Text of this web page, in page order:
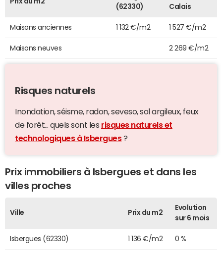
(62330) Calais
Maisons anciennes 1 132 €/m2 1 527 €/m2
Maisons neuves 2 269 €/m2
Risques naturels
Inondation, séisme, radon, seveso, sol argileux, feux
de forêt... quels sont les risques naturels et
technologiques à Isbergues?
Prix immobiliers à Isbergues et dans les
villes proches
Ville Prix du m2
Evolution
sur 6 mois
Isbergues (62330) 1 136 €/m2 0 %